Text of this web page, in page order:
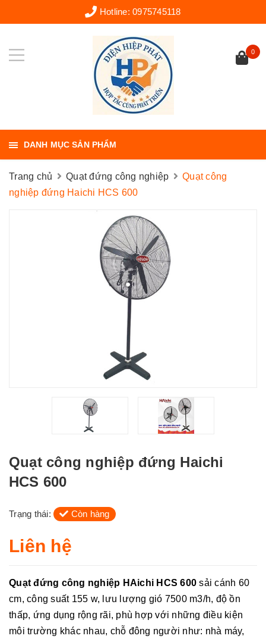
Hotline:0975745118
0
DANH MỤC SẢN PHẨM
Trang chủ Quạt đứng công nghiệp
Quạt công
nghiệp đứng Haichi HCS 600
Quạt công nghiệp đứng Haichi
HCS 600
Trạng thái: Còn hàng
Liên hệ
Quạt đứng công nghiệp HAichi HCS 600 sải cánh 60
cm, công suất 155 w, lưu lượng gió 7500 m3/h, độ ồn
thấp, ứng dụng rộng rãi, phù hợp với những điều kiện
môi trường khác nhau, chỗ đông người như: nhà máy,